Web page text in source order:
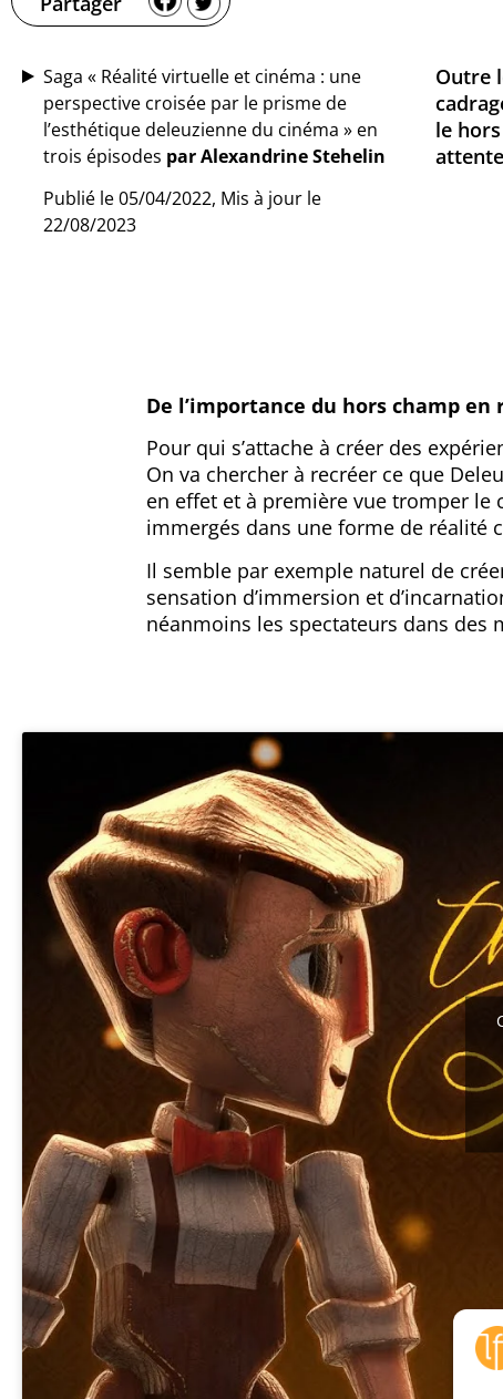
Saga « Réalité virtuelle et cinéma : une
perspective croisée par le prisme de
l’esthétique deleuzienne du cinéma » en
trois épisodes par Alexandrine Stehelin
Publié le 05/04/2022, Mis à jour le
22/08/2023
Outre
le
De l’importance du hors champ
Pour qui s’attache à créer des
On va chercher à recréer ce que
en effet et à première vue tromper le
immergés dans une forme de réalité
Il semble par exemple naturel de
sensation d’immersion et
néanmoins les spectateurs dans des